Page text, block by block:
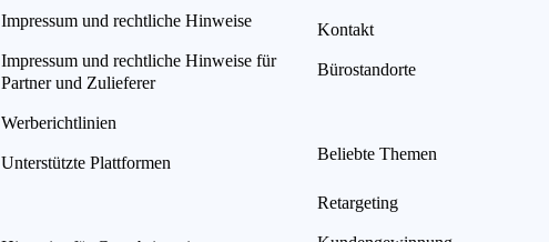
Impressum und rechtliche Hinweise
Impressum und rechtliche Hinweise für
Partner und Zulieferer
Werberichtlinien
Unterstützte Plattformen
Kontakt
Bürostandorte
Beliebte Themen
Retargeting